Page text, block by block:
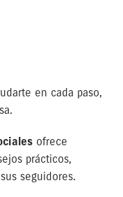
en cada paso,
ofrece
prácticos,
seguidores.